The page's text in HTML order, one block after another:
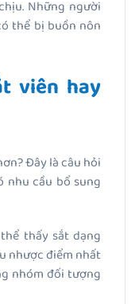
Những người
thể bị buồn nôn
viên hay
Đây là câu hỏi
nhu cầu bổ sung
thấy sắt dạng
nhược điểm nhất
nhóm đối tượng